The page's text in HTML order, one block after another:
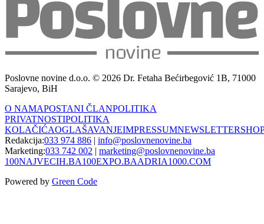
Poslovne novine d.o.o. © 2026 Dr. Fetaha Bećirbegović 1B, 71000
Sarajevo, BiH
O NAMAPOSTANI ČLANPOLITIKA
PRIVATNOSTIPOLITIKA
KOLAČIĆAOGLAŠAVANJEIMPRESSUMNEWSLETTER
Redakcija:033 974 886 | info@poslovnenovine.ba
Marketing:033 742 002 | marketing@poslovnenovine.ba
100NAJVECIH.BA100EXPO.BAADRIA1000.COM
Powered by Green Code